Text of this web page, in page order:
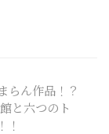
らん作品！？
と六つのト
！